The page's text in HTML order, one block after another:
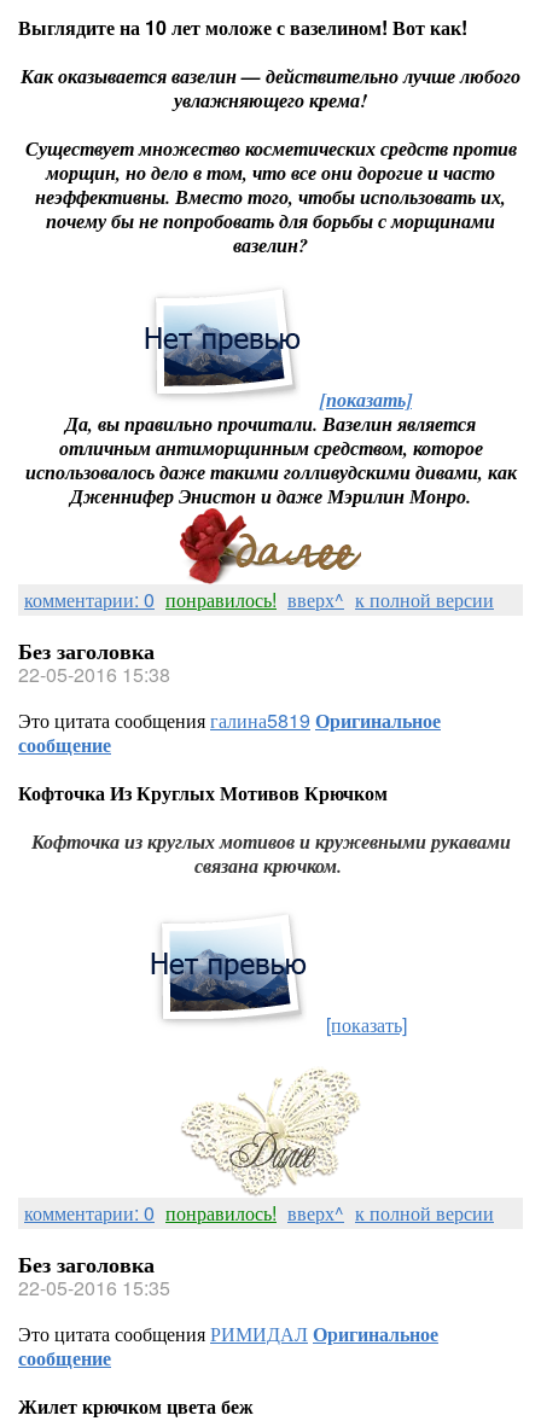
Выглядите на 10 лет моложе с вазелином! Вот как!
Как оказывается вазелин — действительно лучше любого
увлажняющего крема!
Существует множество косметических средств против
морщин, но дело в том, что все они дорогие и часто
неэффективны. Вместо того, чтобы использовать их,
почему бы не попробовать для борьбы с морщинами
вазелин?
[показать]
Да, вы правильно прочитали. Вазелин является
отличным антиморщинным средством, которое
использовалось даже такими голливудскими дивами, как
Дженнифер Энистон и даже Мэрилин Монро.
комментарии: 0 понравилось! вверх^ к полной версии
Без заголовка
22-05-2016 15:38
Это цитата сообщениягалина5819 Оригинальное
сообщение
Кофточка Из Круглых Мотивов Крючком
Кофточка из круглых мотивов и кружевными рукавами
связана крючком.
[показать]
комментарии: 0 понравилось! вверх^ к полной версии
Без заголовка
22-05-2016 15:35
Это цитата сообщенияРИМИДАЛОригинальное
сообщение
Жилет крючком цвета беж